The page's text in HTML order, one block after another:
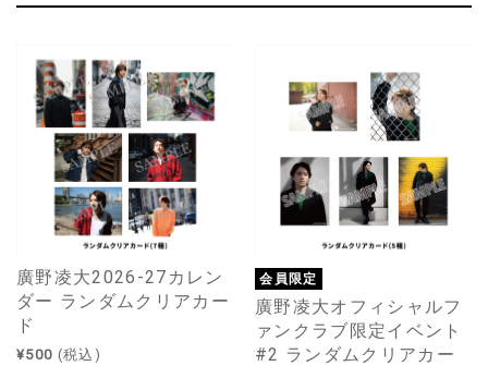
廣野凌大2026-27カレン
ダー ランダムクリアカー
ド
¥500 (税込)
会員限定
廣野凌大オフィシャルフ
ァンクラブ限定イベント
#2 ランダムクリアカー